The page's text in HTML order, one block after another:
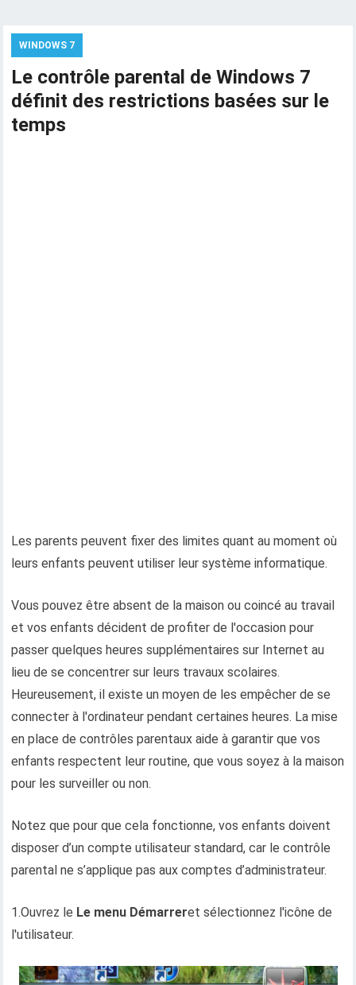
WINDOWS 7
Le contrôle parental de Windows 7
définit des restrictions basées sur le
temps
Les parents peuvent fixer des limites quant au moment où
leurs enfants peuvent utiliser leur système informatique.
Vous pouvez être absent de la maison ou coincé au travail
et vos enfants décident de profiter de l'occasion pour
passer quelques heures supplémentaires sur Internet au
lieu de se concentrer sur leurs travaux scolaires.
Heureusement, il existe un moyen de les empêcher de se
connecter à l'ordinateur pendant certaines heures. La mise
en place de contrôles parentaux aide à garantir que vos
enfants respectent leur routine, que vous soyez à la maison
pour les surveiller ou non.
Notez que pour que cela fonctionne, vos enfants doivent
disposer d’un compte utilisateur standard, car le contrôle
parental ne s’applique pas aux comptes d’administrateur.
1.Ouvrez le Le menu Démarreret sélectionnez l'icône de
l'utilisateur.